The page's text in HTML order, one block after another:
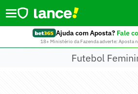
Ajuda com Aposta? Fale
18+ Ministério da Fazenda adverte: Aposta
Futebol